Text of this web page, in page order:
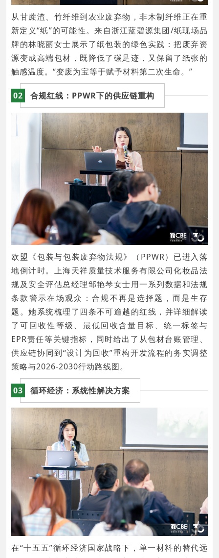
从甘蔗渣、竹纤维到农业废弃物，非木制纤维正在重
新定义“纸”的可能性。来自浙江蓝碧源集团/纸现场品
牌的林晓丽女士展示了纸包装的绿色实践：把废弃资
源变成高端包材，既降低了碳足迹，又保留了纸张的
触感温度。“变废为宝等于赋予材料第二次生命。”
02 合规红线：PPWR下的供应链重构
欧盟《包装与包装废弃物法规》（PPWR）已进入落
地倒计时。上海天祥质量技术服务有限公司化妆品法
规及安全评估总经理邹艳琴女士用一系列数据和法规
条款警示在场观众：合规不再是选择题，而是生存
题。她系统梳理了四条不可逾越的红线，并详细解读
了可回收性等级、最低回收含量目标、统一标签与
EPR责任等关键指标，同时给出了从包材台账管理、
供应链协同到“设计为回收”重构开发流程的务实调整
策略与2026-2030行动路线图。
03 循环经济：系统性解决方案
在“十五五”循环经济国家战略下，单一材料的替代远